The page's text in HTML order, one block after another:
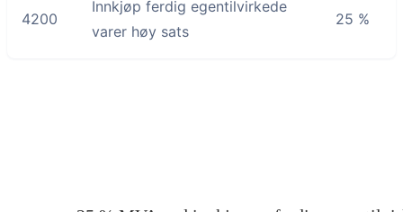
4200
Innkjøp ferdig egentilvirkede
varer høy sats
25 %